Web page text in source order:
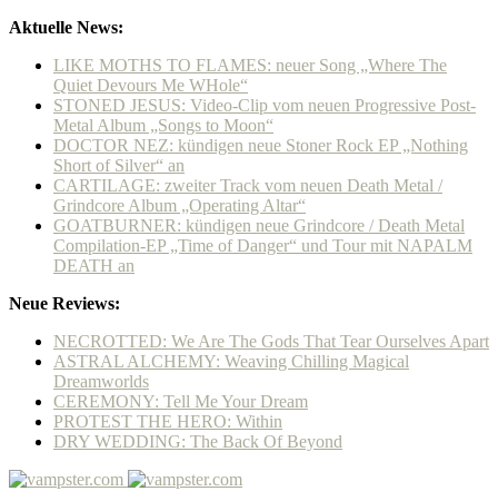
Aktuelle News:
LIKE MOTHS TO FLAMES: neuer Song „Where The
Quiet Devours Me WHole“
STONED JESUS: Video-Clip vom neuen Progressive Post-
Metal Album „Songs to Moon“
DOCTOR NEZ: kündigen neue Stoner Rock EP „Nothing
Short of Silver“ an
CARTILAGE: zweiter Track vom neuen Death Metal /
Grindcore Album „Operating Altar“
GOATBURNER: kündigen neue Grindcore / Death Metal
Compilation-EP „Time of Danger“ und Tour mit NAPALM
DEATH an
Neue Reviews:
NECROTTED: We Are The Gods That Tear Ourselves Apart
ASTRAL ALCHEMY: Weaving Chilling Magical
Dreamworlds
CEREMONY: Tell Me Your Dream
PROTEST THE HERO: Within
DRY WEDDING: The Back Of Beyond